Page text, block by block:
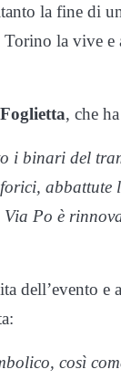
la fine di
la vive e
, che
i binari del
abbattute
Via Po è
dell’evento e
così